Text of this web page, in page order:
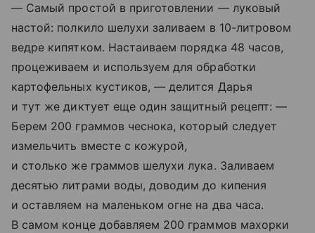
— Самый простой в приготовлении — луковый
настой: полкило шелухи заливаем в 10-литровом
ведре кипятком. Настаиваем порядка 48 часов,
процеживаем и используем для обработки
картофельных кустиков, — делится Дарья
и тут же диктует еще один защитный рецепт: —
Берем 200 граммов чеснока, который следует
измельчить вместе с кожурой,
и столько же граммов шелухи лука. Заливаем
десятью литрами воды, доводим до кипения
и оставляем на маленьком огне на два часа.
В самом конце добавляем 200 граммов махорки